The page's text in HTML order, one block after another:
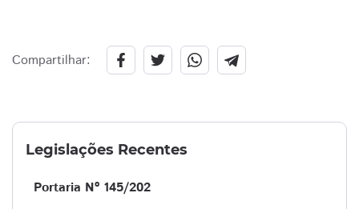
Compartilhar:
Legislações Recentes
Portaria Nº 145/202